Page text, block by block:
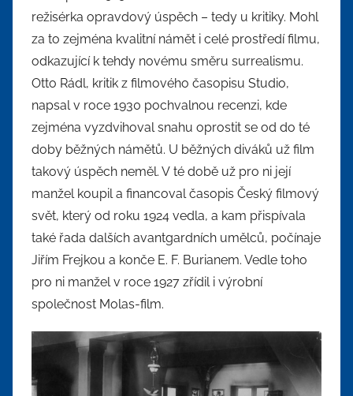
režisérka opravdový úspěch – tedy u kritiky. Mohl
za to zejména kvalitní námět i celé prostředí filmu,
odkazující k tehdy novému směru surrealismu.
Otto Rádl, kritik z filmového časopisu Studio,
napsal v roce 1930 pochvalnou recenzi, kde
zejména vyzdvihoval snahu oprostit se od do té
doby běžných námětů. U běžných diváků už film
takový úspěch neměl. V té době už pro ni její
manžel koupil a financoval časopis Český filmový
svět, který od roku 1924 vedla, a kam přispívala
také řada dalších avantgardních umělců, počínaje
Jiřím Frejkou a konče E. F. Burianem. Vedle toho
pro ni manžel v roce 1927 zřídil i výrobní
společnost Molas-film.